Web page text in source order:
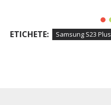
ETICHETE: Samsung S23 Plus